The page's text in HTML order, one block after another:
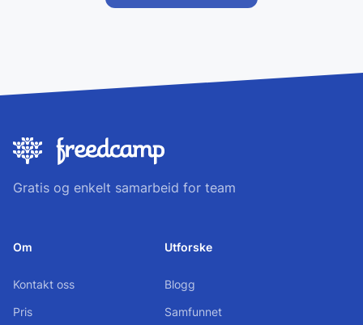
Gratis og enkelt samarbeid for team
Om
Kontakt oss
Pris
Utforske
Blogg
Samfunnet